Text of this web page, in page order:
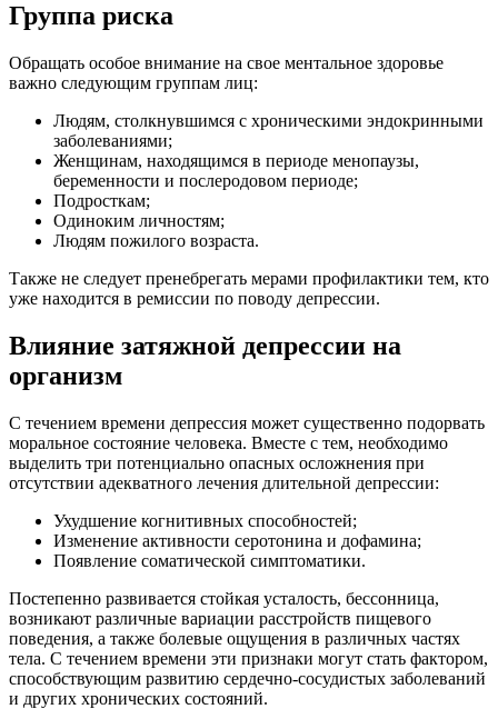
Группа риска
Обращать особое внимание на свое ментальное здоровье
важно следующим группам лиц:
Людям, столкнувшимся с хроническими эндокринными
заболеваниями;
Женщинам, находящимся в периоде менопаузы,
беременности и послеродовом периоде;
Подросткам;
Одиноким личностям;
Людям пожилого возраста.
Также не следует пренебрегать мерами профилактики тем, кто
уже находится в ремиссии по поводу депрессии.
Влияние затяжной депрессии на
организм
С течением времени депрессия может существенно подорвать
моральное состояние человека. Вместе с тем, необходимо
выделить три потенциально опасных осложнения при
отсутствии адекватного лечения длительной депрессии:
Ухудшение когнитивных способностей;
Изменение активности серотонина и дофамина;
Появление соматической симптоматики.
Постепенно развивается стойкая усталость, бессонница,
возникают различные вариации расстройств пищевого
поведения, а также болевые ощущения в различных частях
тела. С течением времени эти признаки могут стать фактором,
способствующим развитию сердечно-сосудистых заболеваний
и других хронических состояний.